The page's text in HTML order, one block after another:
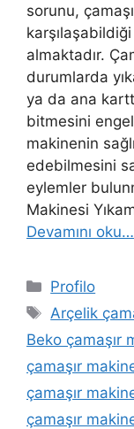
sorunu,
almaktadır.
durumlarda
ya da ana
bitmesini
makinenin
edebilmesini
eylemler
Makinesi
Devamını oku…
Kategoriler
Profilo
Etiketler
Arçelik
Beko çamaşır
çamaşır
çamaşır
çamaşır